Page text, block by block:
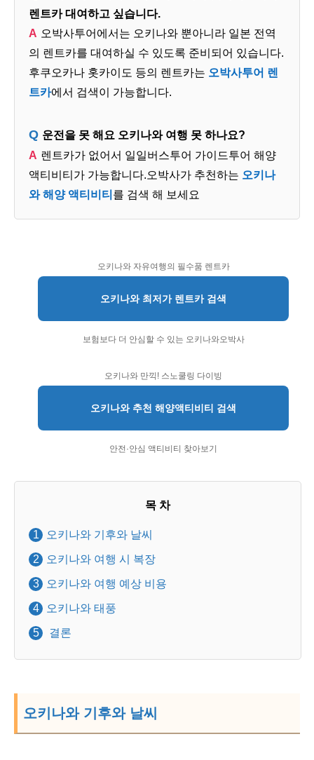
렌트카 대여하고 싶습니다.
오박사투어에서는 오키나와 뿐아니라 일본 전역
의 렌트카를 대여하실 수 있도록 준비되어 있습니다.
후쿠오카나 홋카이도 등의 렌트카는 오박사투어 렌
트카에서 검색이 가능합니다.
운전을 못 해요 오키나와 여행 못 하나요?
렌트카가 없어서 일일버스투어 가이드투어 해양
액티비티가 가능합니다.오박사가 추천하는 오키나
와 해양 액티비티 를 검색 해 보세요
오키나와 자유여행의 필수품 렌트카
오키나와 최저가 렌트카 검색
보험보다 더 안심할 수 있는 오키나와오박사
오키나와 만끽! 스노쿨링 다이빙
오키나와 추천 해양액티비티 검색
안전·안심 액티비티 찾아보기
목 차
오키나와 기후와 날씨
오키나와 여행 시 복장
오키나와 여행 예상 비용
오키나와 태풍
결론
오키나와 기후와 날씨